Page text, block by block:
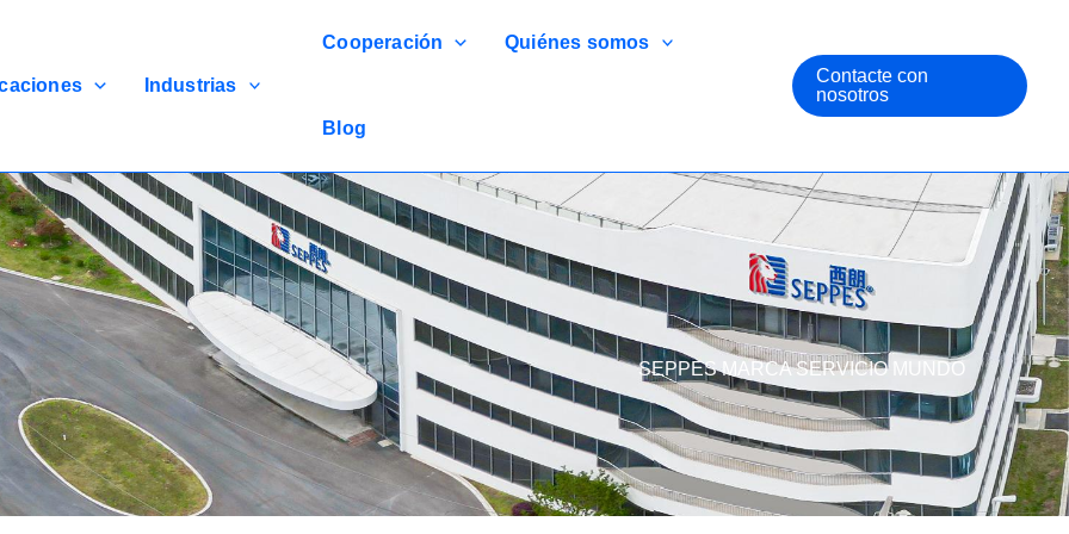
Industrias
Cooperación Quiénes somos
Blog
Contacte con
nosotros
SEPPES MARCA SERVICIO MUNDO